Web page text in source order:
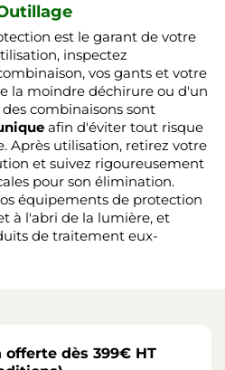
est le garant de votre
inspectez
vos gants et votre
la moindre déchirure ou d'un
combinaisons sont
afin d'éviter tout risque
Après utilisation, retirez votre
et suivez rigoureusement
pour son élimination.
équipements de protection
à l'abri de la lumière, et
de traitement eux-
offerte dès 399€ HT